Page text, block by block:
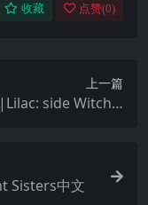
收藏 点赞(0)
上一篇
side Witch a
Sisters中文